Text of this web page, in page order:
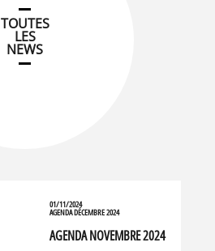
TOUTES
LES
NEWS
01/11/2024
AGENDA DÉCEMBRE 2024
AGENDA NOVEMBRE 2024